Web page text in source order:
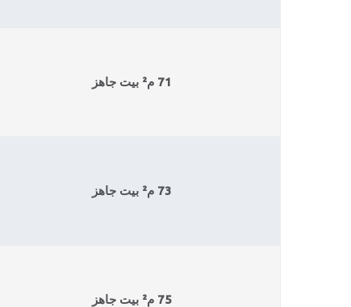
71 م² بيت جاهز
73 م² بيت جاهز
75 م² بيت جاهز